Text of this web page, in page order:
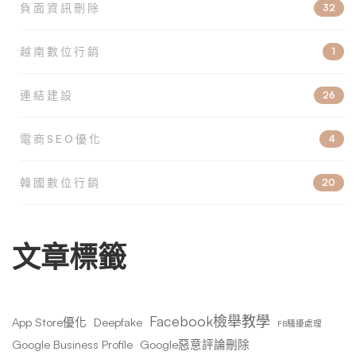
負面資訊刪除 32
越南數位行銷 1
連結建設 26
電商SEO優化 4
韓國數位行銷 20
文章標籤
App Store優化 Deepfake Facebook檢舉教學 FB騷擾處理
Google Business Profile Google惡意評論刪除